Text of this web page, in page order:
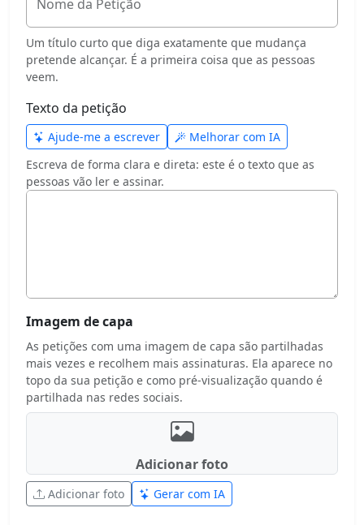
Nome da Petição
Um título curto que diga exatamente que mudança
pretende alcançar. É a primeira coisa que as pessoas
veem.
Texto da petição
Ajude-me a escrever
Melhorar com IA
Escreva de forma clara e direta: este é o texto que as
pessoas vão ler e assinar.
Imagem de capa
As petições com uma imagem de capa são partilhadas
mais vezes e recolhem mais assinaturas. Ela aparece no
topo da sua petição e como pré-visualização quando é
partilhada nas redes sociais.
Adicionar foto
Adicionar foto Gerar com IA